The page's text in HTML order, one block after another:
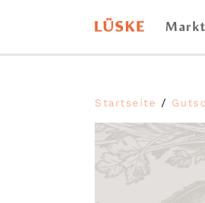
Markt
Startseite /